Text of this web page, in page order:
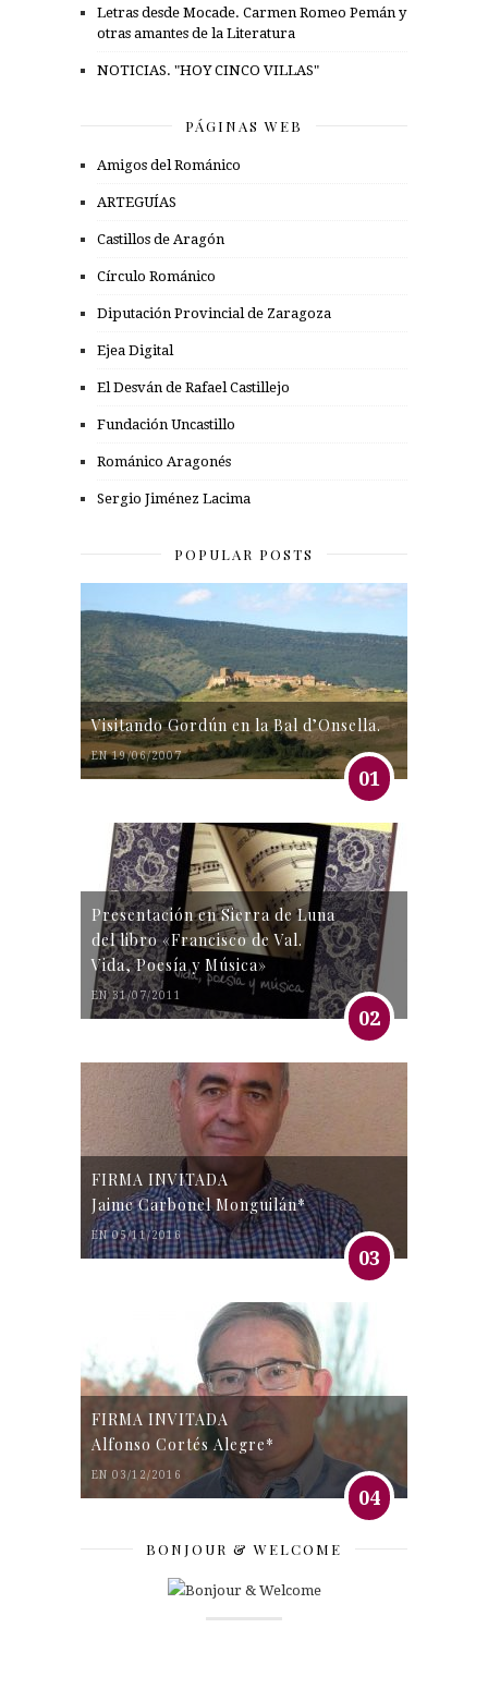
Letras desde Mocade. Carmen Romeo Pemán y
otras amantes de la Literatura
NOTICIAS. "HOY CINCO VILLAS"
PÁGINAS WEB
Amigos del Románico
ARTEGUÍAS
Castillos de Aragón
Círculo Románico
Diputación Provincial de Zaragoza
Ejea Digital
El Desván de Rafael Castillejo
Fundación Uncastillo
Románico Aragonés
Sergio Jiménez Lacima
POPULAR POSTS
Visitando Gordún en la Bal d’Onsella.
EN 19/06/2007
01
Presentación en Sierra de Luna
del libro «Francisco de Val.
Vida, Poesía y Música»
EN 31/07/2011
02
FIRMA INVITADA
Jaime Carbonel Monguilán*
EN 05/11/2016
03
FIRMA INVITADA
Alfonso Cortés Alegre*
EN 03/12/2016
04
BONJOUR & WELCOME